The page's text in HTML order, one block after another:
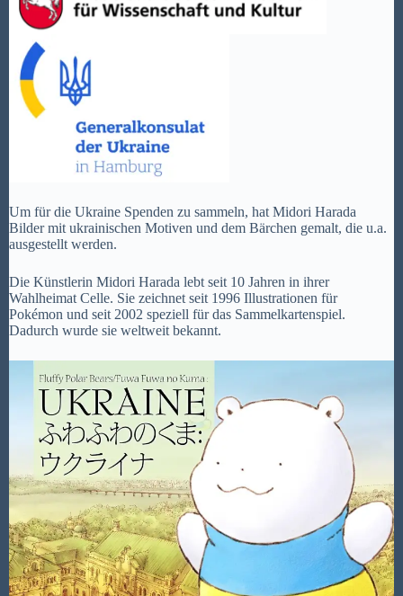
Um für die Ukraine Spenden zu sammeln, hat Midori Harada
Bilder mit ukrainischen Motiven und dem Bärchen gemalt, die u.a.
ausgestellt werden.
Die Künstlerin Midori Harada lebt seit 10 Jahren in ihrer
Wahlheimat Celle. Sie zeichnet seit 1996 Illustrationen für
Pokémon und seit 2002 speziell für das Sammelkartenspiel.
Dadurch wurde sie weltweit bekannt.